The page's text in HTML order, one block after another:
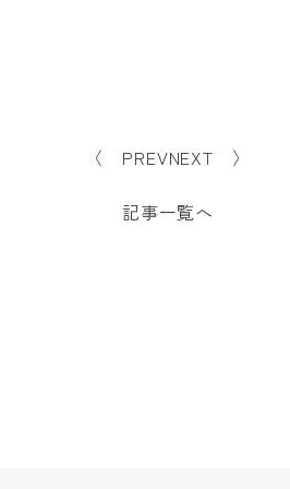
NEXT 〉
〈 PREV
記事一覧へ